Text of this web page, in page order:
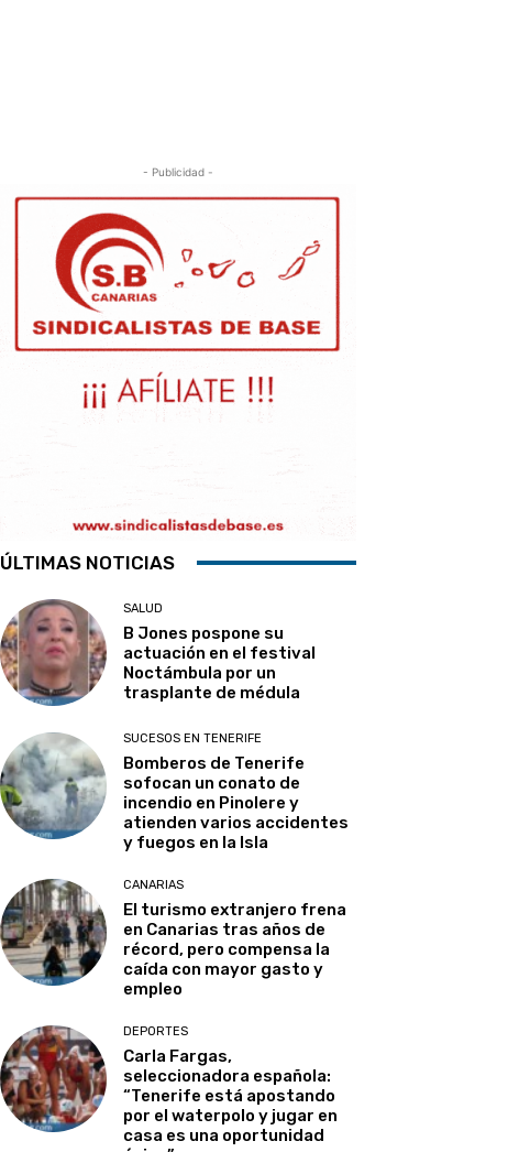
- Publicidad -
ÚLTIMAS NOTICIAS
SALUD
B Jones pospone su
actuación en el festival
Noctámbula por un
trasplante de médula
SUCESOS EN TENERIFE
Bomberos de Tenerife
sofocan un conato de
incendio en Pinolere y
atienden varios accidentes
y fuegos en la Isla
CANARIAS
El turismo extranjero frena
en Canarias tras años de
récord, pero compensa la
caída con mayor gasto y
empleo
DEPORTES
Carla Fargas,
seleccionadora española:
“Tenerife está apostando
por el waterpolo y jugar en
casa es una oportunidad